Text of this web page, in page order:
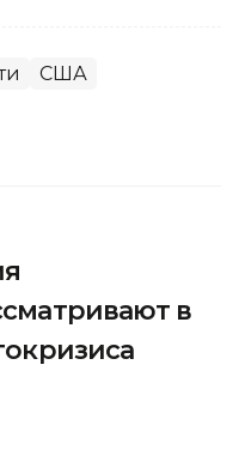
США
в